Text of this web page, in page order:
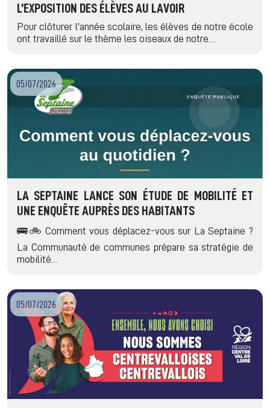
L’EXPOSITION DES ÉLÈVES AU LAVOIR
Pour clôturer l'année scolaire, les élèves de notre école
ont travaillé sur le thème les oiseaux de notre…
05/07/2026
LA SEPTAINE LANCE SON ÉTUDE DE MOBILITÉ ET
UNE ENQUÊTE AUPRÈS DES HABITANTS
🚌🚲 Comment vous déplacez-vous sur La Septaine ?
La Communauté de communes prépare sa stratégie de
mobilité…
05/07/2026